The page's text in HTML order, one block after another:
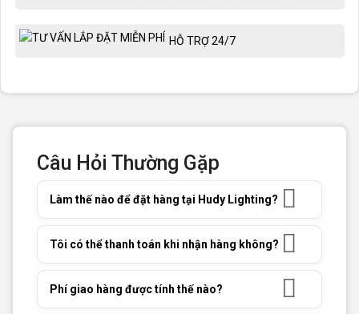
HỖ TRỢ 24/7
Câu Hỏi Thường Gặp
Làm thế nào để đặt hàng tại Hudy Lighting?
Tôi có thể thanh toán khi nhận hàng không?
Phí giao hàng được tính thế nào?